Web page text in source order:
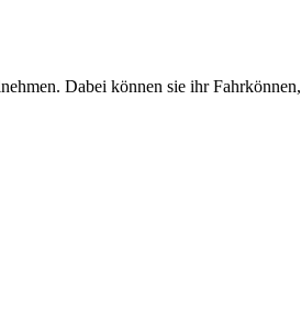
Dabei können sie ihr Fahrkönnen,